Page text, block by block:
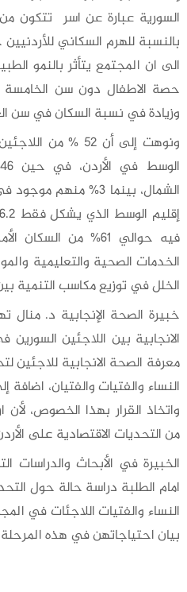
السورية عبارة عن اسر تتكون
بالنسبة للهرم السكاني
الى ان المجتمع يتأثر بالنمو
حصة الاطفال دون سن الخامسة
وزيادة في نسبة السكان في سن العمل
ونوهت إلى أن 52
الشمال، بينما 3%
فيه حوالي 61% من
الخدمات الصحية والتعليمية
الخلل في توزيع مكاسب التنمية بين
خبيرة الصحة الإنجابية د.
الانجابية بين اللاجئين
معرفة الصحة الانجابية للاجئين
النساء والفتيات والفتيان،
واتخاذ القرار بهذا الخصوص، لأن
من التحديات الاقتصادية على
الخبيرة في الأبحاث والدراسات
امام الطلبة دراسة حالة حول
النساء والفتيات اللاجئات في
بيان احتياجاتهن في هذه